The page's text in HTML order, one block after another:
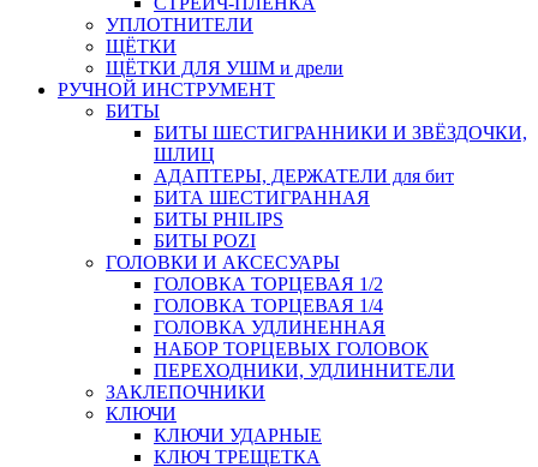
УПЛОТНИТЕЛИ
ЩЁТКИ
ЩЁТКИ ДЛЯ УШМ и дрели
РУЧНОЙ ИНСТРУМЕНТ
БИТЫ
БИТЫ ШЕСТИГРАННИКИ И ЗВЁЗДОЧКИ,
ШЛИЦ
АДАПТЕРЫ, ДЕРЖАТЕЛИ для бит
БИТА ШЕСТИГРАННАЯ
БИТЫ PHILIPS
БИТЫ POZI
ГОЛОВКИ И АКСЕСУАРЫ
ГОЛОВКА ТОРЦЕВАЯ 1/2
ГОЛОВКА ТОРЦЕВАЯ 1/4
ГОЛОВКА УДЛИНЕННАЯ
НАБОР ТОРЦЕВЫХ ГОЛОВОК
ПЕРЕХОДНИКИ, УДЛИННИТЕЛИ
ЗАКЛЕПОЧНИКИ
КЛЮЧИ
КЛЮЧИ УДАРНЫЕ
КЛЮЧ ТРЕЩЕТКА